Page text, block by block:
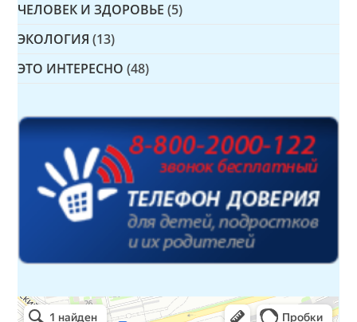
ЧЕЛОВЕК И ЗДОРОВЬЕ (5)
ЭКОЛОГИЯ (13)
ЭТО ИНТЕРЕСНО (48)
Детская библиотека № 14 Дружбы народов
Библиотека в Севастополе